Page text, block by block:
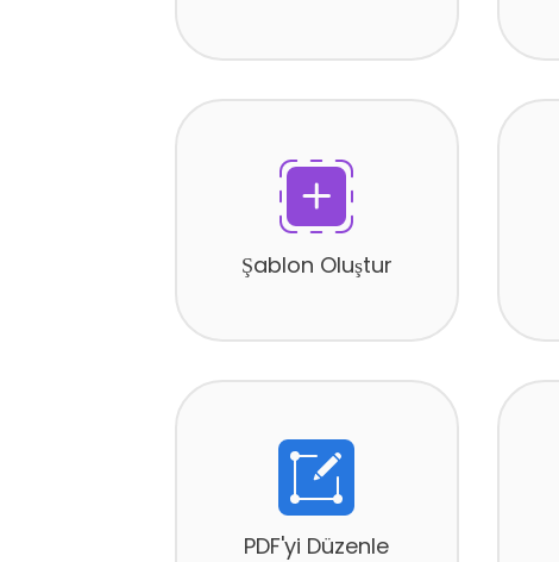
Şablon Oluştur
PDF'yi Düzenle